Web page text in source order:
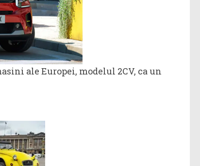
ale Europei, modelul 2CV, ca un